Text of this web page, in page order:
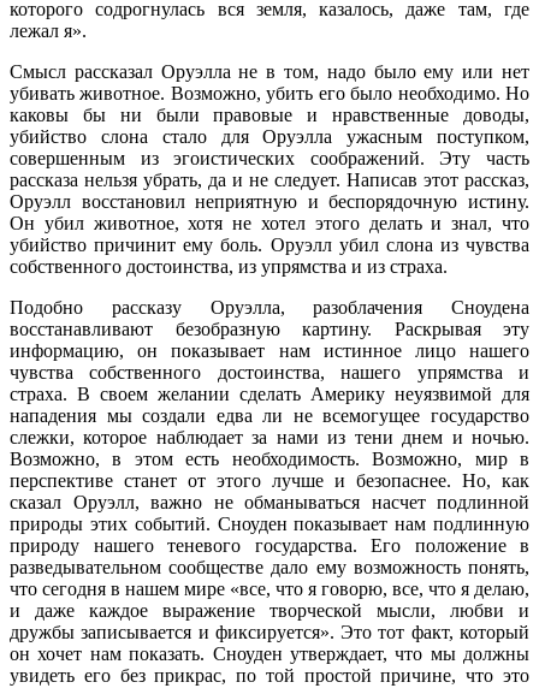
которого содрогнулась вся земля, казалось, даже там, где
лежал я».
Смысл рассказал Оруэлла не в том, надо было ему или нет
убивать животное. Возможно, убить его было необходимо. Но
каковы бы ни были правовые и нравственные доводы,
убийство слона стало для Оруэлла ужасным поступком,
совершенным из эгоистических соображений. Эту часть
рассказа нельзя убрать, да и не следует. Написав этот рассказ,
Оруэлл восстановил неприятную и беспорядочную истину.
Он убил животное, хотя не хотел этого делать и знал, что
убийство причинит ему боль. Оруэлл убил слона из чувства
собственного достоинства, из упрямства и из страха.
Подобно рассказу Оруэлла, разоблачения Сноудена
восстанавливают безобразную картину. Раскрывая эту
информацию, он показывает нам истинное лицо нашего
чувства собственного достоинства, нашего упрямства и
страха. В своем желании сделать Америку неуязвимой для
нападения мы создали едва ли не всемогущее государство
слежки, которое наблюдает за нами из тени днем и ночью.
Возможно, в этом есть необходимость. Возможно, мир в
перспективе станет от этого лучше и безопаснее. Но, как
сказал Оруэлл, важно не обманываться насчет подлинной
природы этих событий. Сноуден показывает нам подлинную
природу нашего теневого государства. Его положение в
разведывательном сообществе дало ему возможность понять,
что сегодня в нашем мире «все, что я говорю, все, что я делаю,
и даже каждое выражение творческой мысли, любви и
дружбы записывается и фиксируется». Это тот факт, который
он хочет нам показать. Сноуден утверждает, что мы должны
увидеть его без прикрас, по той простой причине, что это